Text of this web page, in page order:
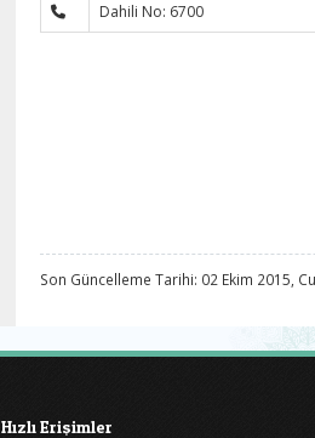
Dahili No: 6700
Son Güncelleme Tarihi: 02 Ekim 2015,
Hızlı Erişimler